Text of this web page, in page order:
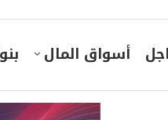
أسواق المال